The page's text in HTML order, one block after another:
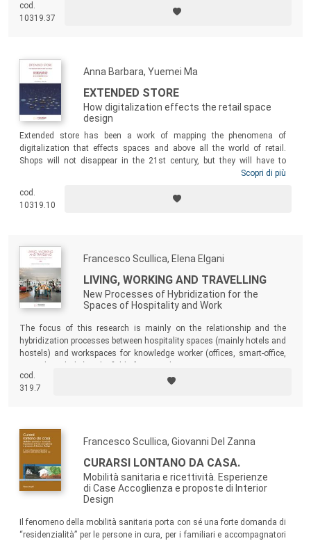
and frontiers that have shaped the Design System at Politecnico di
Milano and across Italy.
cod.
10319.37
Anna Barbara, Yuemei Ma
EXTENDED STORE
How digitalization effects the retail space
design
Extended store has been a work of mapping the phenomena of
digitalization that effects spaces and above all the world of retail.
Shops will not disappear in the 21st century, but they will have to
change (if they have not already done so) to survive. They will have to
end (as they have done so far), but front-end, and therefore available to
customers in the shop as in the cases reported in the book.
Scopri di più
cod.
10319.10
Francesco Scullica, Elena Elgani
LIVING, WORKING AND TRAVELLING
New Processes of Hybridization for the
Spaces of Hospitality and Work
The focus of this research is mainly on the relationship and the
hybridization processes between hospitality spaces (mainly hotels and
hostels) and workspaces for knowledge worker (offices, smart-office,
cod.
319.7
Francesco Scullica, Giovanni Del Zanna
CURARSI LONTANO DA CASA.
Mobilità sanitaria e ricettività. Esperienze
di Case Accoglienza e proposte di Interior
Design
Il fenomeno della mobilità sanitaria porta con sé una forte domanda di
“residenzialità” per le persone in cura, per i familiari e accompagnatori